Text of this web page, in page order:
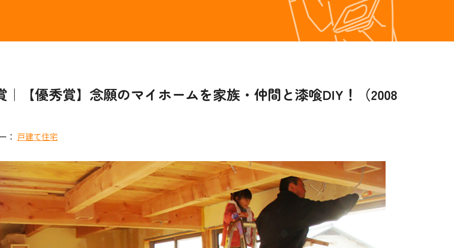
｜【優秀賞】念願のマイホームを家族・仲間と漆喰DIY！（2008
： 戸建て住宅